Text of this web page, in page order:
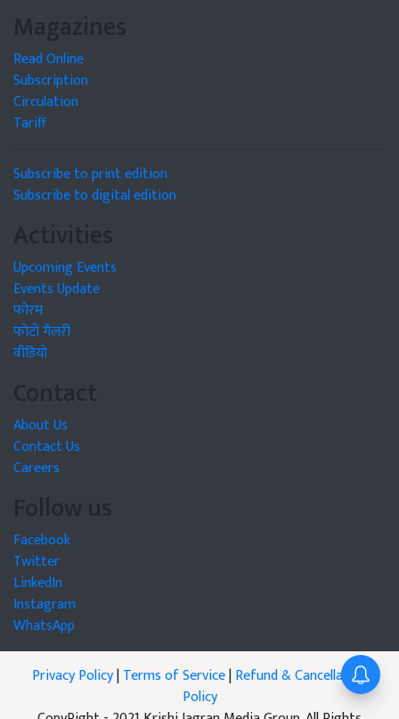
Magazines
Read Online
Subscription
Circulation
Tariff
Subscribe to print edition
Subscribe to digital edition
Activities
Upcoming Events
Events Update
फोरम
फोटो गैलरी
वीडियो
Contact
About Us
Contact Us
Careers
Follow us
Facebook
Twitter
LinkedIn
Instagram
WhatsApp
Privacy Policy|Terms of Service|Refund & Cancellation
Policy